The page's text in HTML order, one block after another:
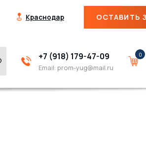
Краснодар ОСТАВИТЬ
+7 (918) 179-47-09
Email: prom-yug@mail.ru
0